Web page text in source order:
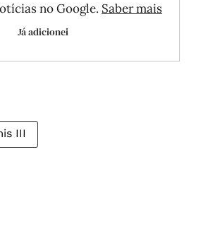
no Google. Saber mais
Já adicionei
III